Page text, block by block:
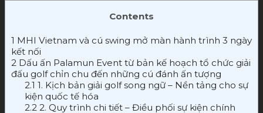
Contents
1 MHI Vietnam và cú swing mở màn hành trình 3 ngày
kết nối
2 Dấu ấn Palamun Event từ bản kế hoạch tổ chức giải
đấu golf chỉn chu đến những cú đánh ấn tượng
2.1 1. Kịch bản giải golf song ngữ – Nền tảng cho sự
kiện quốc tế hóa
2.22. Quy trình chi tiết – Điều phối sự kiện chính